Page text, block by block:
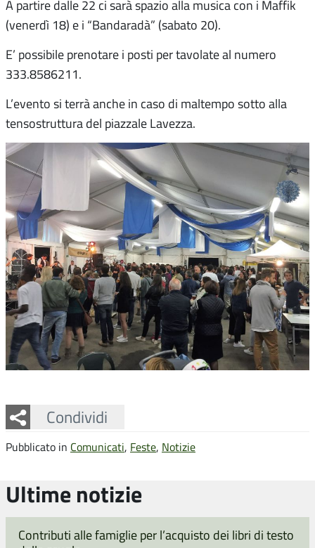
A partire dalle 22 ci sarà spazio alla musica con i Maffik
(venerdì 18) e i “Bandaradà” (sabato 20).
E’ possibile prenotare i posti per tavolate al numero
333.8586211.
L’evento si terrà anche in caso di maltempo sotto alla
tensostruttura del piazzale Lavezza.
Condividi
Facebook
Twitter
Whatsapp
Pubblicato in Comunicati, Feste, Notizie
Ultime notizie
Contributi alle famiglie per l’acquisto dei libri di testo